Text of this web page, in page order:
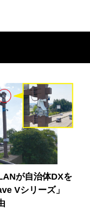
が自治体DXを
Vシリーズ」